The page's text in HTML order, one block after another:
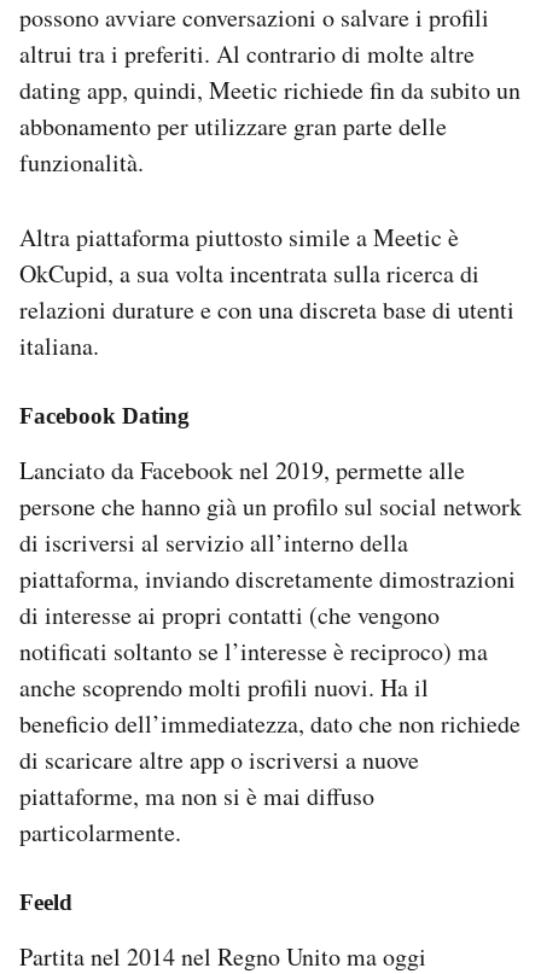
possono avviare conversazioni o salvare i profili
altrui tra i preferiti. Al contrario di molte altre
dating app, quindi, Meetic richiede fin da subito un
abbonamento per utilizzare gran parte delle
funzionalità.
Altra piattaforma piuttosto simile a Meetic è
OkCupid, a sua volta incentrata sulla ricerca di
relazioni durature e con una discreta base di utenti
italiana.
Facebook Dating
Lanciato da Facebook nel 2019, permette alle
persone che hanno già un profilo sul social network
di iscriversi al servizio all’interno della
piattaforma, inviando discretamente dimostrazioni
di interesse ai propri contatti (che vengono
notificati soltanto se l’interesse è reciproco) ma
anche scoprendo molti profili nuovi. Ha il
beneficio dell’immediatezza, dato che non richiede
di scaricare altre app o iscriversi a nuove
piattaforme, ma non si è mai diffuso
particolarmente.
Feeld
Partita nel 2014 nel Regno Unito ma oggi